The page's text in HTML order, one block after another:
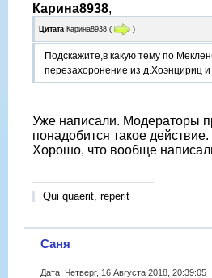
Карина8938,
Цитата Карина8938 ( )
Подскажите,в какую тему по
перезахоронение из д.Хоэнцириц и
Уже написали. Модераторы
понадобится такое действие.
Хорошо, что вообще
Qui quaerit, reperit
Саня
Дата: Четверг, 16 Августа 2018,